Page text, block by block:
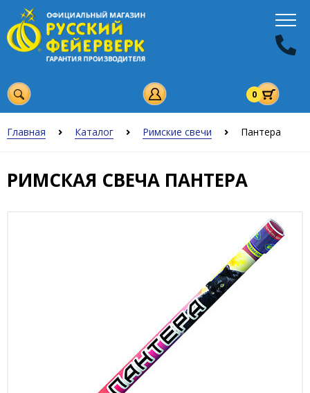
0
Главная Каталог Римские свечи Пантера
РИМСКАЯ СВЕЧА ПАНТЕРА